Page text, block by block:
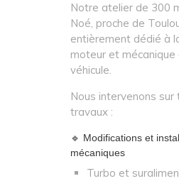
Notre atelier de 300
Noé, proche de
entièrement dédié à
moteur et mécanique
véhicule.
Nous intervenons
travaux :
🔹 Modifications et
mécaniques
Turbo et